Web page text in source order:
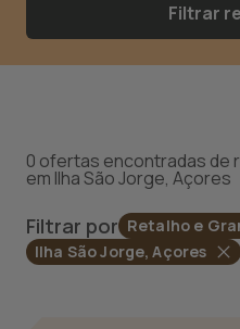
Filtrar
0 ofertas encontradas de
em Ilha São Jorge, Açores
Filtrar por Retalho e
Ilha São Jorge, Açores